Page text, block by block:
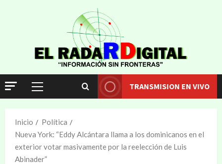
TRANSMISION EN VIVO
Inicio
Política
Nueva York: “Eddy Alcántara llama a los dominicanos en el
exterior votar masivamente por la reelección de Luis
Abinader”